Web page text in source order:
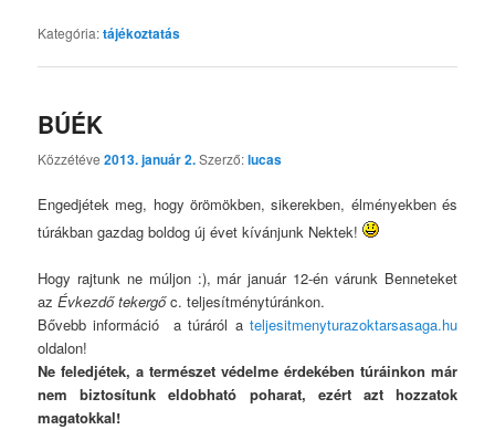
Kategória:tájékoztatás
BÚÉK
Közzétéve2013. január 2.Szerző:lucas
Engedjétek meg, hogy örömökben, sikerekben, élményekben és
túrákban gazdag boldog új évet kívánjunk Nektek!
Hogy rajtunk ne múljon :), már január 12-én várunk Benneteket
azÉvkezdő tekergőc. teljesítménytúránkon.
Bővebb információ a túráról a teljesitmenyturazoktarsasaga.hu
oldalon!
Ne feledjétek, a természet védelme érdekében túráinkon már
nem biztosítunk eldobható poharat, ezért azt hozzatok
magatokkal!